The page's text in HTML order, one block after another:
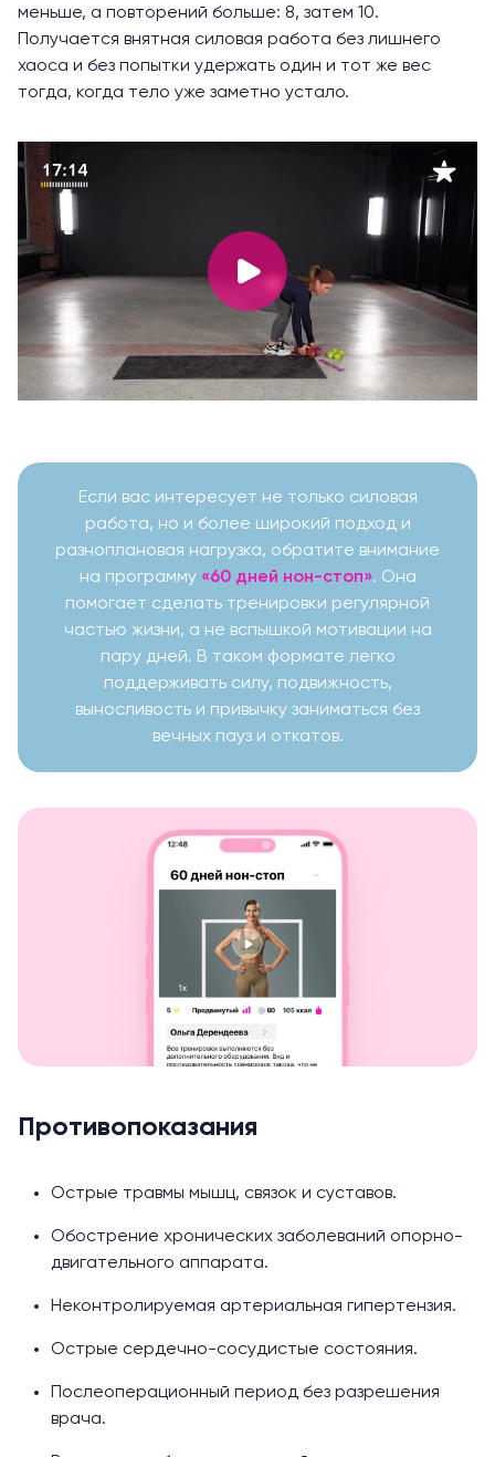
меньше, а повторений больше: 8, затем 10.
Получается внятная силовая работа без лишнего
хаоса и без попытки удержать один и тот же вес
тогда, когда тело уже заметно устало.
Если вас интересует не только силовая
работа, но и более широкий подход и
разноплановая нагрузка, обратите внимание
на программу «60 дней нон-стоп». Она
помогает сделать тренировки регулярной
частью жизни, а не вспышкой мотивации на
пару дней. В таком формате легко
поддерживать силу, подвижность,
выносливость и привычку заниматься без
вечных пауз и откатов.
Противопоказания
Острые травмы мышц, связок и суставов.
Обострение хронических заболеваний опорно-
двигательного аппарата.
Неконтролируемая артериальная гипертензия.
Острые сердечно-сосудистые состояния.
Послеоперационный период без разрешения
врача.